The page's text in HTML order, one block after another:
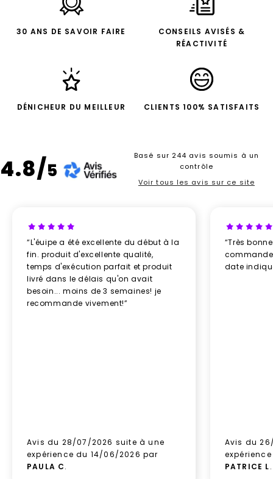
30 ANS DE SAVOIR FAIRE
CONSEILS AVISÉS &
RÉACTIVITÉ
DÉNICHEUR DU MEILLEUR CLIENTS 100% SATISFAITS
4.8/5
Basé sur 244 avis soumis à un
contrôle
Voir tous les avis sur ce site
“L'éuipe a été excellente du début à la
fin. produit d'excellente qualité,
temps d'exécution parfait et produit
livré dans le délais qu'on avait
besoin... moins de 3 semaines! je
recommande vivement!”
Avis du 28/07/2026 suite à une
expérience du 14/06/2026 par
PAULA C.
“Très
date
Avis du
PATRICE L.